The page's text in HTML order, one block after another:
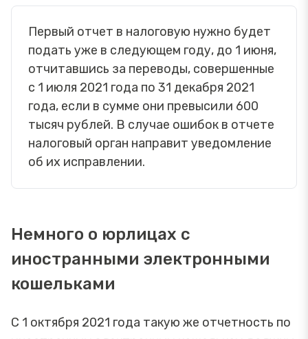
Первый отчет в налоговую нужно будет
подать уже в следующем году, до 1 июня,
отчитавшись за переводы, совершенные
с 1 июля 2021 года по 31 декабря 2021
года, если в сумме они превысили 600
тысяч рублей. В случае ошибок в отчете
налоговый орган направит уведомление
об их исправлении.
Немного о юрлицах с
иностранными электронными
кошельками
С 1 октября 2021 года такую же отчетность по